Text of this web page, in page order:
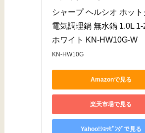
シャープ ヘルシオ ホット
電気調理鍋 無水鍋 1.0L 1-
ホワイト KN-HW10G-W
KN-HW10G
Amazonで見る
楽天市場で見る
Yahoo!ｼｮｯﾋﾟﾝｸﾞで見る